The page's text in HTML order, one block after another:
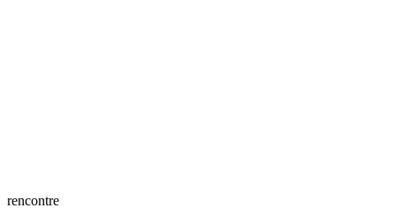
rencontre